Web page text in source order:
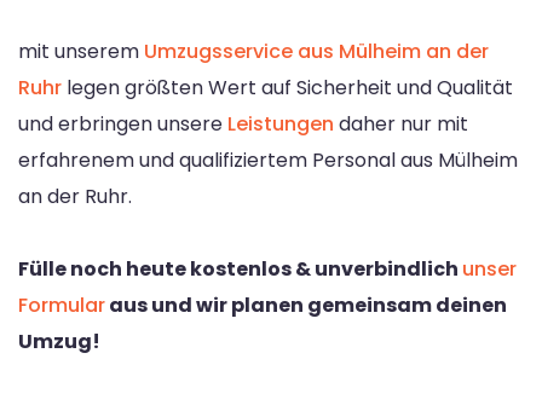
mit unserem Umzugsservice aus Mülheim an der
Ruhr legen größten Wert auf Sicherheit und Qualität
und erbringen unsere Leistungen daher nur mit
erfahrenem und qualifiziertem Personal aus Mülheim
an der Ruhr.
Fülle noch heute kostenlos & unverbindlich unser
Formularaus und wir planen gemeinsam deinen
Umzug!